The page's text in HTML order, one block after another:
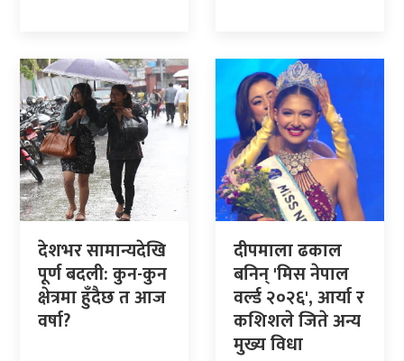
देशभर सामान्यदेखि
पूर्ण बदली: कुन-कुन
क्षेत्रमा हुँदैछ त आज
वर्षा?
दीपमाला ढकाल
बनिन् 'मिस नेपाल
वर्ल्ड २०२६', आर्या र
कशिशले जिते अन्य
मुख्य विधा